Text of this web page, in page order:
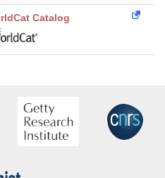
Catalog